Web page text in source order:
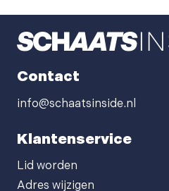
Contact
info@schaatsinside.nl
Klantenservice
Lid worden
Adres wijzigen